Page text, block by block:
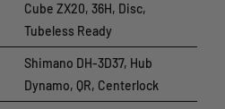
Cube ZX20, 36H, Disc,
Tubeless Ready
Shimano DH-3D37, Hub
Dynamo, QR, Centerlock